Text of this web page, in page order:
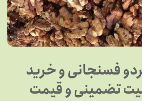
فسنجانی و خرید
تضمینی و قیمت